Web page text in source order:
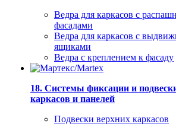
Ведра для каркасов с
фасадами
Ведра для каркасов с
ящиками
Ведра с креплением к фасаду
18. Системы фиксации и
каркасов и панелей
Подвески верхних каркасов